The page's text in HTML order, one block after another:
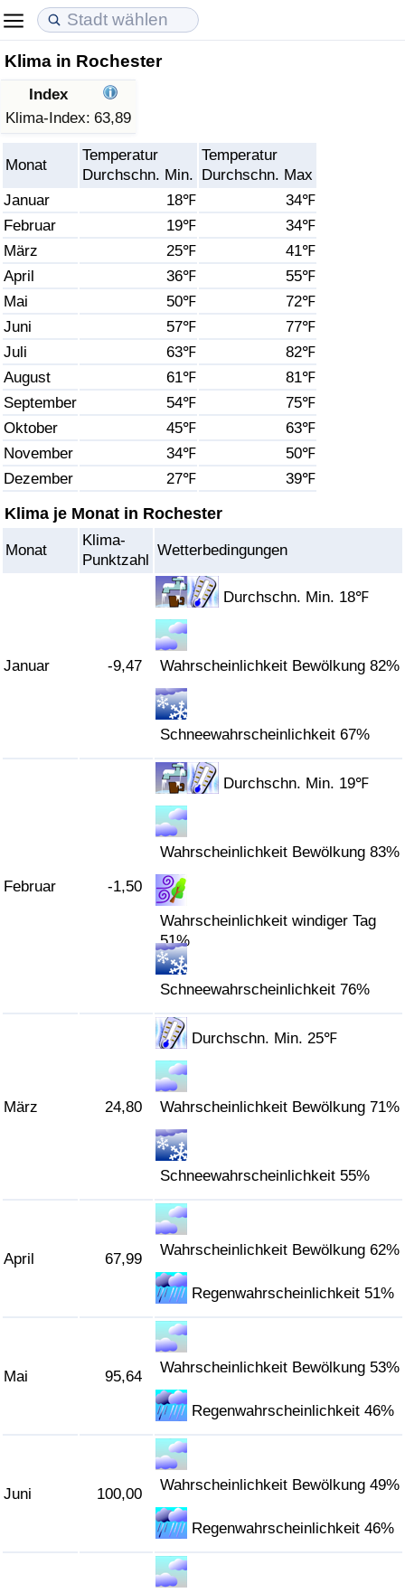
Klima in Rochester
Index
Klima-Index: 63,89
Monat
Temperatur
Durchschn. Min.
Temperatur
Durchschn. Max
Januar
18℉
34℉
Februar
19℉
34℉
März
25℉
41℉
April
36℉
55℉
Mai
50℉
72℉
Juni
57℉
77℉
Juli
63℉
82℉
August
61℉
81℉
September
54℉
75℉
Oktober
45℉
63℉
November
34℉
50℉
Dezember
27℉ 39℉
Klima je Monat in Rochester
Monat
Klima-
Punktzahl
Wetterbedingungen
Januar -9,47
Durchschn. Min. 18℉
Wahrscheinlichkeit Bewölkung 82%
Schneewahrscheinlichkeit 67%
Februar -1,50
Durchschn. Min. 19℉
Wahrscheinlichkeit Bewölkung 83%
Wahrscheinlichkeit windiger Tag
51%
Schneewahrscheinlichkeit 76%
März 24,80
Durchschn. Min. 25℉
Wahrscheinlichkeit Bewölkung 71%
Schneewahrscheinlichkeit 55%
April 67,99
Wahrscheinlichkeit Bewölkung 62%
Regenwahrscheinlichkeit 51%
Mai 95,64
Wahrscheinlichkeit Bewölkung 53%
Regenwahrscheinlichkeit 46%
Juni 100,00
Wahrscheinlichkeit Bewölkung 49%
Regenwahrscheinlichkeit 46%
Lebenshaltungskosten
Lebenshaltungskosten-Index (aktuell)
Lebenshaltungskosten-Index
Lebenshaltungskosten-Index nach Land
in Akaba
Immobilienpreise
Immobilienpreis-Index (aktuell)
Immobilienpreis-Index
Immobilienpreis-Index nach Land
Lebensqualität
Lebensqualität-Index
Lebensqualität-Index (aktuell)
Lebensqualitätsindex nach Land
Kriminalität
Kriminalitäts-Index (aktuell)
Kriminalitäts-Index
Kriminalitätsindex nach Land
Gesundheitsversorgung
Gesundheitsversorgungs-Index (aktuell)
Gesundheitsversorgungs-Index nach Land
Umweltverschmutzung
Umweltverschmutzungs-Index (aktuell)
Verschmutzungsindex
Umweltverschmutzungs-Index nach Land
Verkehrs-Index (aktuell)
Verkehrs-Index nach Land